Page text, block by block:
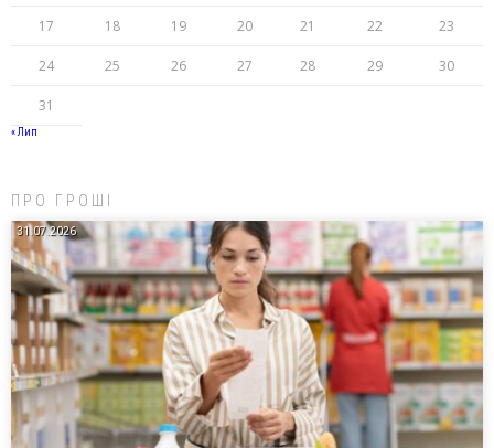
17 18 19 20 21 22 23
24 25 26 27 28 29 30
31
« Лип
ПРО ГРОШІ
31.07.2026